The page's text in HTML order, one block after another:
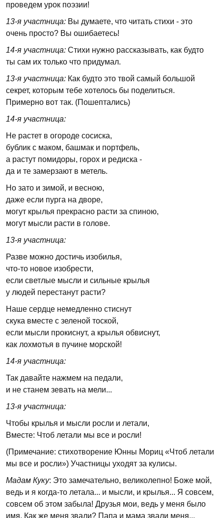
проведем урок поэзии!
13-я участница: Вы думаете, что читать стихи - это
очень просто? Вы ошибаетесь!
14-я участница: Стихи нужно рассказывать, как будто
ты сам их только что придумал.
13-я участница: Как будто это твой самый большой
секрет, которым тебе хотелось бы поделиться.
Примерно вот так. (Пошептались)
14-я участница:
Не растет в огороде сосиска,
бублик с маком, башмак и портфель,
а растут помидоры, горох и редиска -
да и те замерзают в метель.
Но зато и зимой, и весною,
даже если пурга на дворе,
могут крылья прекрасно расти за спиною,
могут мысли расти в голове.
13-я участница:
Разве можно достичь изобилья,
что-то новое изобрести,
если светлые мысли и сильные крылья
у людей перестанут расти?
Наше сердце немедленно стиснут
скука вместе с зеленой тоской,
если мысли прокиснут, а крылья обвиснут,
как лохмотья в пучине морской!
14-я участница:
Так давайте нажмем на педали,
и не станем зевать на мели...
13-я участница:
Чтобы крылья и мысли росли и летали,
Вместе: Чтоб летали мы все и росли!
(Примечание: стихотворение Юнны Мориц «Чтоб летали
мы все и росли») Участницы уходят за кулисы.
Мадам Куку: Это замечательно, великолепно! Боже мой,
ведь и я когда-то летала... и мысли, и крылья... Я совсем,
совсем об этом забыла! Друзья мои, ведь у меня было
имя. Как же меня звали? Папа и мама звали меня...